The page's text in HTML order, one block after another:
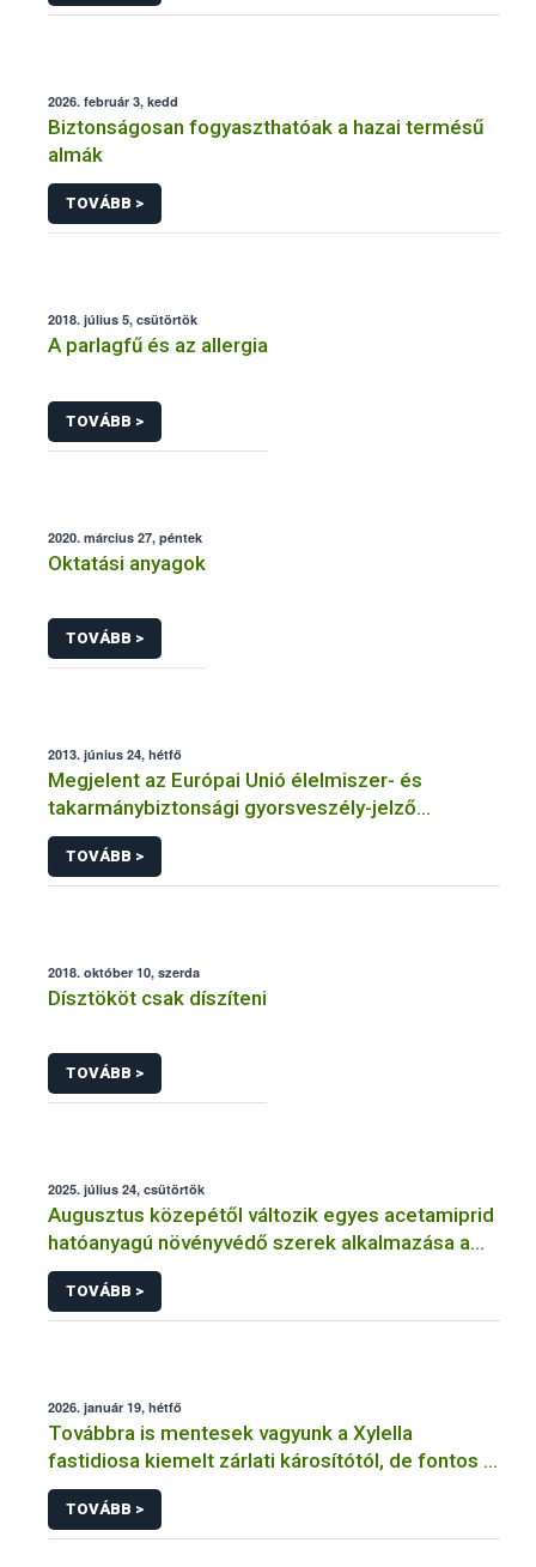
2026. február 3, kedd
Biztonságosan fogyaszthatóak a hazai termésű
almák
TOVÁBB >
2018. július 5, csütörtök
A parlagfű és az allergia
TOVÁBB >
2020. március 27, péntek
Oktatási anyagok
TOVÁBB >
2013. június 24, hétfő
Megjelent az Európai Unió élelmiszer- és
takarmánybiztonsági gyorsveszély-jelző
rendszerének éves jelentése
TOVÁBB >
2018. október 10, szerda
Dísztököt csak díszíteni
TOVÁBB >
2025. július 24, csütörtök
Augusztus közepétől változik egyes acetamiprid
hatóanyagú növényvédő szerek alkalmazása a
határérték csökkentése miatt
TOVÁBB >
2026. január 19, hétfő
Továbbra is mentesek vagyunk a Xylella
fastidiosa kiemelt zárlati károsítótól, de fontos a
megelőzés
TOVÁBB >